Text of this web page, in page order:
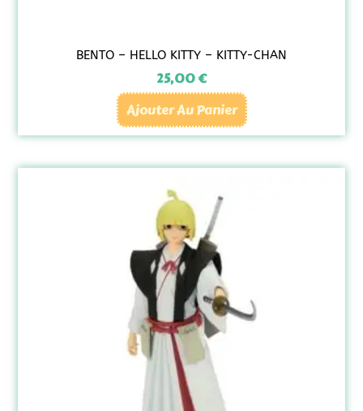
BENTO – HELLO KITTY – KITTY-CHAN
25,00€
Ajouter Au Panier